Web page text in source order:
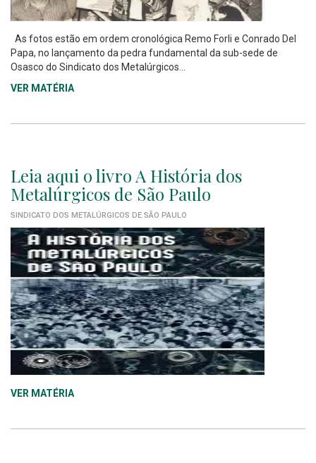
As fotos estão em ordem cronológica Remo Forli e Conrado Del
Papa, no lançamento da pedra fundamental da sub-sede de
Osasco do Sindicato dos Metalúrgicos...
VER MATÉRIA
Leia aqui o livro A História dos
Metalúrgicos de São Paulo
SINDICATO DOS METALÚRGICOS DE SÃO PAULO
VER MATÉRIA